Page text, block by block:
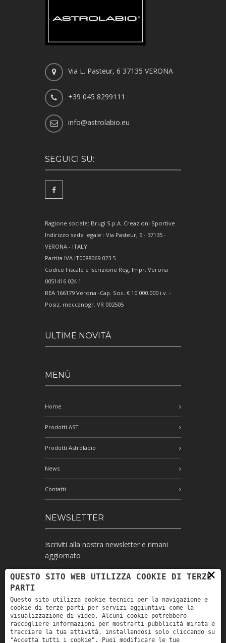
Via L. Pasteur, 6 37135 VERONA
+39 045 8299111
info@astrolabio.eu
SEGUICI SU:
Ragione sociale: Brugi S.p.A. Creazioni Sportive
Indirizzo sede legale : Via Pasteur, 6 - 37135 -
VERONA - ITALY
Partita IVA IT0088069 023 5
Codice Fiscale e Iscrizione Reg. Impr. Verona
0051416 024 1
REA 166179 Verona -Cap. Soc. € 10.000.000 i.v. -
Posiz. meccanogr. VR 002505
ULTIME NOVITÀ
MENÙ
Home
Prodotti AST
Prodotti Astrolabio
News
Contatti
NEWSLETTER
Iscriviti alla nostra newsletter e rimani
aggiornato
Ho letto l'informativa e autorizzo il
trattamento dei miei dati personali per le
finalità ivi indicate *
×
QUESTO SITO WEB UTILIZZA COOKIE DI TERZE
PARTI
Questo sito utilizza cookie tecnici per la navigazione e
cookie di terze parti per servizi aggiuntivi come la
visualizzazione di video. Alcuni cookie potrebbero
raccogliere informazioni per mostrarti pubblicità mirata e
tracciare la tua attività, installandosi solo cliccando su
"Accetta tutti i cookie". Puoi modificare le tue